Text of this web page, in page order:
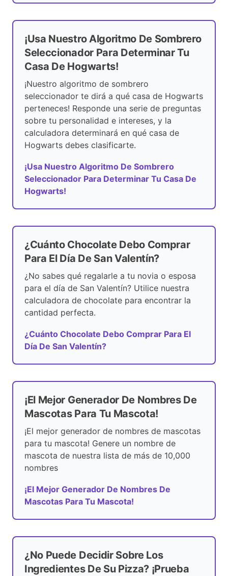
¡Usa Nuestro Algoritmo De Sombrero
Seleccionador Para Determinar Tu
Casa De Hogwarts!
¡Nuestro algoritmo de sombrero
seleccionador te dirá a qué casa de Hogwarts
perteneces! Responde una serie de preguntas
sobre tu personalidad e intereses, y la
calculadora determinará en qué casa de
Hogwarts debes clasificarte.
¡Usa Nuestro Algoritmo De Sombrero
Seleccionador Para Determinar Tu Casa De
Hogwarts!
¿Cuánto Chocolate Debo Comprar
Para El Día De San Valentín?
¿No sabes qué regalarle a tu novia o esposa
para el día de San Valentín? Utilice nuestra
calculadora de chocolate para encontrar la
cantidad perfecta.
¿Cuánto Chocolate Debo Comprar Para El
Día De San Valentín?
¡El Mejor Generador De Nombres De
Mascotas Para Tu Mascota!
¡El mejor generador de nombres de mascotas
para tu mascota! Genere un nombre de
mascota de nuestra lista de más de 10,000
nombres
¡El Mejor Generador De Nombres De
Mascotas Para Tu Mascota!
¿No Puede Decidir Sobre Los
Ingredientes De Su Pizza? ¡Prueba